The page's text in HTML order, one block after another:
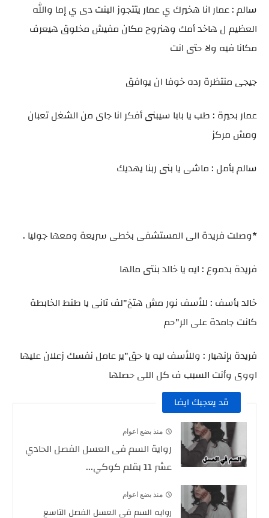
سالم : عمار انا هخيرك ي عمار يتتجوز البنت دى ي إما والله
العظيم ل هاخد أمك وهنروح مكان مفيش مخلوق هيعرف
مكانا فيه ولا حتى انت
جيجى منتظرة رده خوفا ان يوافق
عمار بحيرة : طب يا بابا سيبنى أفكر انا جاى من الشغل تعبان
ومش مركز
سالم بأمل : ماشى يا بنى ربنا يهديك
*وصلت فريدة الى المستشفى بخطى سريعة ومعها جوليا .
فريدة بدموع : ايه يا خالد بنتى مالها
خالد بأسف : للأسف نور مش هتخ"لف تانى يا طنط الخابطة
كانت جامدة على الر"حم
فريدة بإنهيار : وللأسف ليه يا حق"ير عامل نفسك زعلان عليها
اووى وأنت السبب ف كل اللى حصلها
قد يعجبك ايضا
منذ بضع اعوام
رواية السم فى العسل الفصل الحادي
عشر 11 بقلم كوكي...
منذ بضع اعوام
روايه السم في العسل الفصل التاسع